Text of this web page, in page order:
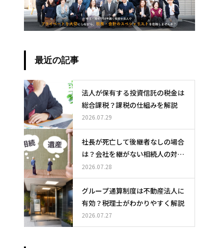
最近の記事
法人が保有する投資信託の税金は
総合課税？課税の仕組みを解説
2026.07.29
社長が死亡して後継者なしの場合
は？会社を継がない相続人の対応
と選択肢
2026.07.28
グループ通算制度は不動産法人に
有効？税理士がわかりやすく解説
2026.07.27